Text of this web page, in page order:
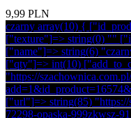
9,99 PLN
czarny array(10) {
["texture"]=> string(0) ""
["name"]=> string(6)
["qty"]=> int(10)
"https://
["url"]=> string(85) "https://
72298-opaska-999zkwsz-